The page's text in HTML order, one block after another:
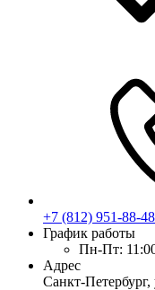
+7 (812) 951-88-48
График работы
Пн-Пт:
Адрес
Санкт-